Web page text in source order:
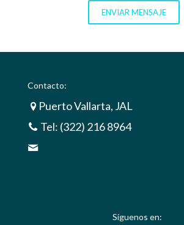
Contacto:
Puerto Vallarta, JAL
Tel: (322) 216 8964
Síguenos en: